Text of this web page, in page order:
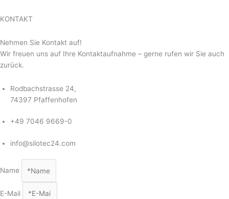
KONTAKT
Nehmen Sie Kontakt auf!​
Wir freuen uns auf Ihre Kontaktaufnahme – gerne rufen wir Sie auch
zurück.
Rodbachstrasse 24,
74397 Pfaffenhofen
+49 7046 9669-0
info@silotec24.com
Name
E-Mail